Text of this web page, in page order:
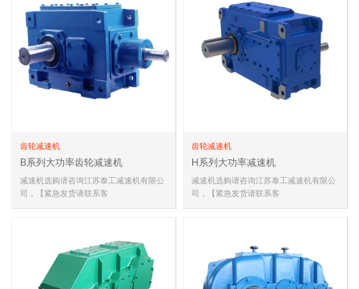
齿轮减速机
B系列大功率齿轮减速机
减速机选购请咨询江苏泰工减速机有限公
司，【紧急发货请联系客
齿轮减速机
H系列大功率减速机
减速机选购请咨询江苏泰工减速机有限公
司，【紧急发货请联系客